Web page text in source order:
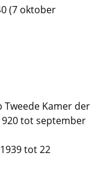
(7 oktober
Tweede Kamer der
tot september
tot 22